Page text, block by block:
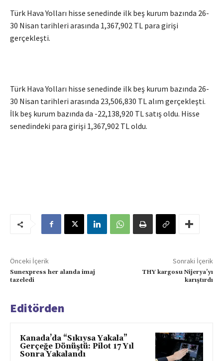
Türk Hava Yolları hisse senedinde ilk beş kurum bazında 26-
30 Nisan tarihleri arasında 1,367,902 TL para girişi
gerçekleşti.
Türk Hava Yolları hisse senedinde ilk beş kurum bazında 26-
30 Nisan tarihleri arasında 23,506,830 TL alım gerçekleşti.
İlk beş kurum bazında da -22,138,920 TL satış oldu. Hisse
senedindeki para girişi 1,367,902 TL oldu.
Önceki İçerik
Sunexpress her alanda imaj
tazeledi
Sonraki İçerik
THY kargosu Nijerya’yı
karıştırdı
Editörden
Kanada’da “Sıkıysa Yakala”
Gerçeğe Dönüştü: Pilot 17 Yıl
Sonra Yakalandı